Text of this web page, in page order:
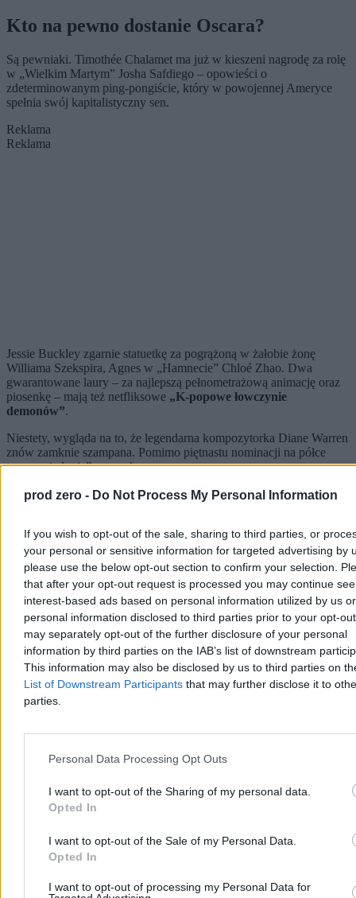
prod zero - Do Not Process My Personal Information
If you wish to opt-out of the sale, sharing to third parties, or
your personal or sensitive information for targeted advertising by
please use the below opt-out section to confirm your selection.
that after your opt-out request is processed you may continue
interest-based ads based on personal information utilized by us or
personal information disclosed to third parties prior to your opt-
may separately opt-out of the further disclosure of your personal
information by third parties on the IAB’s list of downstream
This information may also be disclosed by us to third parties on
List of Downstream Participants that may further disclose it to
parties.
Personal Data Processing Opt Outs
I want to opt-out of the Sharing of my personal data.
Opted In
I want to opt-out of the Sale of my Personal Data.
Opted In
I want to opt-out of processing my Personal Data for
Kto na pewno dostanie Oscara?
Są pewniaki. Timothée Chalamet ma już w kieszeni nagrodę za rolę
w „Wielkim Martym” Josha Safdiego – opowieści o
zdeterminowanym ping-pongiście, który w powojennej Ameryce
spełnia swój kapitalistyczny sen.
Reklama
Reklama
Jessie Buckley zgarnie statuetkę za pogrążoną w żałobie żonę
Williama Szekspira, Agnes w „Hamnecie” Chloé Zhao. Dwa
gwarantowane laury – za najlepszą pełnometrażową animację oraz
piosenkę – mają też netfliksowe „K-popowe łowczynie
demonów”.
Niestety, wygląda na to, że legendarna kompozytorka Diane Warren
znów zamknie szampana. Pomimo piętnastu nominacji na półce
trzyma „jedynie” oscara honorowego.
Cieszy obecność nieanglojęzycznego kina w głównych kategoriach
dyktatury mieście Recife to w moim przekonaniu najlepszy film
ubiegłego roku) zmierzy się z „Wartością sentymentalną” Norwega
Joachima Triera (napędzanej przepięknymi kompozycjami Hani
Rani).
A kto wie, być może kawałek torciku podkradnie im Jafar Panahi?
Za film „To był zwykły przypadek” irański dysydent zdobył w
ubiegłym roku Złotą Palmę w Cannes.
Polka nominowana do Oscara
Nominowana za najlepsze kostiumy Polka, Małgosia
miał wątpliwości co do symboliki ich relacji.On chadza w
to gorejąca czerwień – targana namiętnościami, osuwająca się w
Reklama